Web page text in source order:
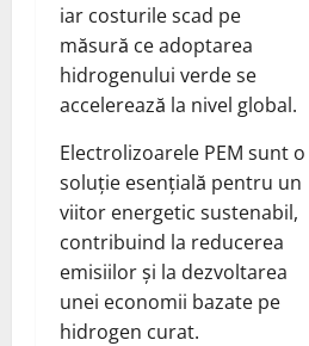
iar costurile scad pe
măsură ce adoptarea
hidrogenului verde se
accelerează la nivel global.
Electrolizoarele PEM sunt o
soluție esențială pentru un
viitor energetic sustenabil,
contribuind la reducerea
emisiilor și la dezvoltarea
unei economii bazate pe
hidrogen curat.